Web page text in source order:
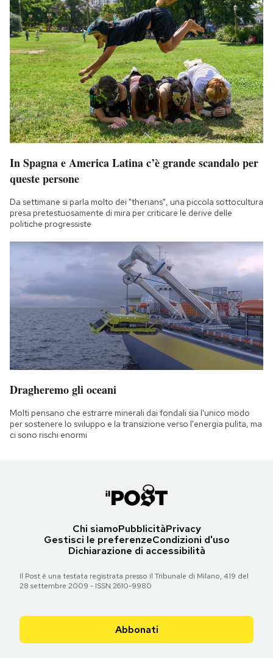
In Spagna e America Latina c’è grande scandalo per
queste persone
Da settimane si parla molto dei "therians", una piccola sottocultura
presa pretestuosamente di mira per criticare le derive delle
politiche progressiste
Dragheremo gli oceani
Molti pensano che estrarre minerali dai fondali sia l'unico modo
per sostenere lo sviluppo e la transizione verso l'energia pulita, ma
ci sono rischi enormi
Chi siamoPubblicitàPrivacy
Gestisci le preferenzeCondizioni d'uso
Dichiarazione di accessibilità
Il Post è una testata registrata presso il Tribunale di Milano, 419 del
28 settembre 2009 - ISSN 2610-9980
Abbonati